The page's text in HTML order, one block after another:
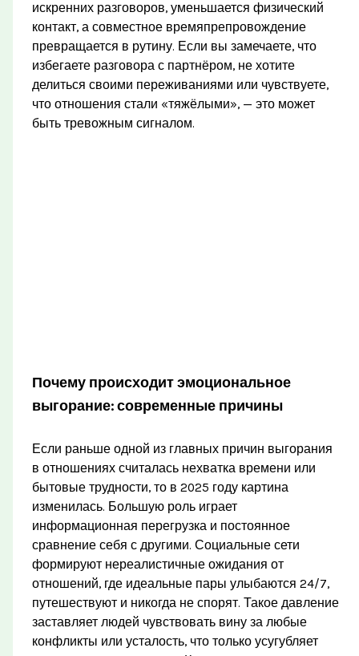
искренних разговоров, уменьшается физический
контакт, а совместное времяпрепровождение
превращается в рутину. Если вы замечаете, что
избегаете разговора с партнёром, не хотите
делиться своими переживаниями или чувствуете,
что отношения стали «тяжёлыми», — это может
быть тревожным сигналом.
Почему происходит эмоциональное
выгорание: современные причины
Если раньше одной из главных причин выгорания
в отношениях считалась нехватка времени или
бытовые трудности, то в 2025 году картина
изменилась. Большую роль играет
информационная перегрузка и постоянное
сравнение себя с другими. Социальные сети
формируют нереалистичные ожидания от
отношений, где идеальные пары улыбаются 24/7,
путешествуют и никогда не спорят. Такое давление
заставляет людей чувствовать вину за любые
конфликты или усталость, что только усугубляет